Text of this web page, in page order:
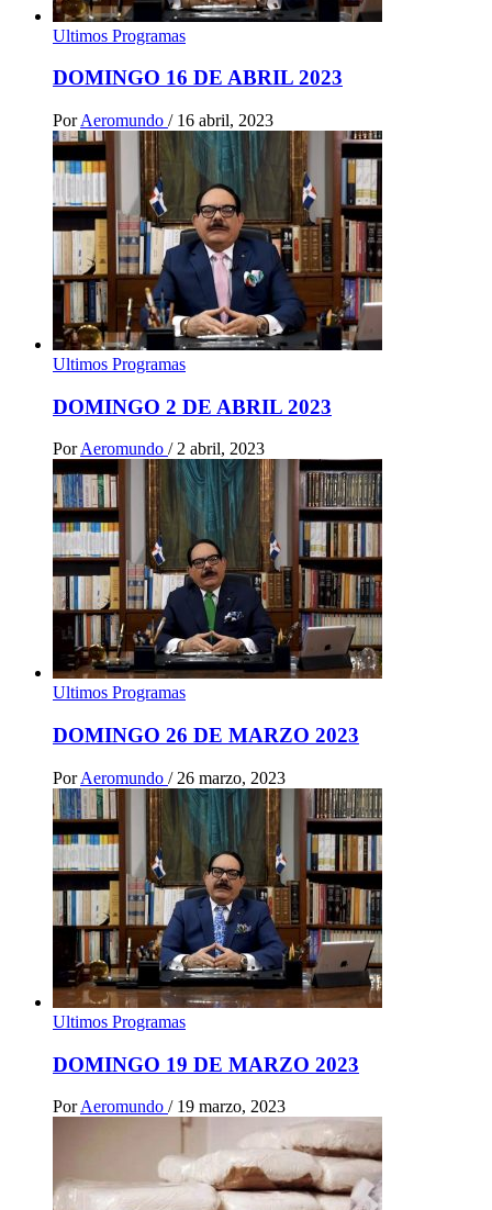
Ultimos Programas
DOMINGO 16 DE ABRIL 2023
Por Aeromundo / 16 abril, 2023
Ultimos Programas
DOMINGO 2 DE ABRIL 2023
Por Aeromundo / 2 abril, 2023
Ultimos Programas
DOMINGO 26 DE MARZO 2023
Por Aeromundo / 26 marzo, 2023
Ultimos Programas
DOMINGO 19 DE MARZO 2023
Por Aeromundo / 19 marzo, 2023